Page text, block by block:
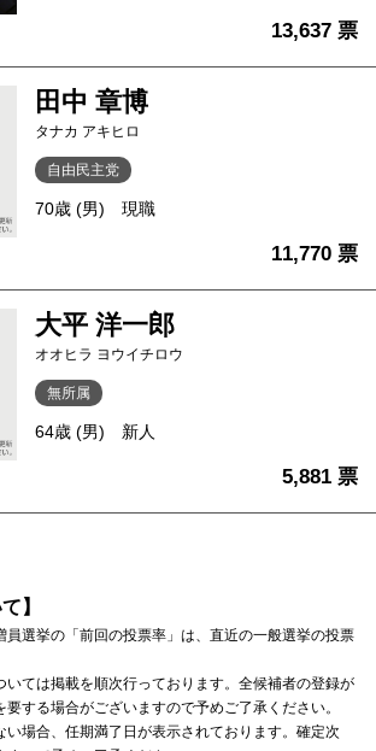
13,637 票
田中 章博
タナカ アキヒロ
自由民主党
70歳 (男) 現職
11,770 票
大平 洋一郎
オオヒラ ヨウイチロウ
無所属
64歳 (男) 新人
5,881 票
】
選挙の「前回の投票率」は、直近の一般選挙の投票
ては掲載を順次行っております。全候補者の登録が
する場合がございますので予めご了承ください。
場合、任期満了日が表示されております。確定次